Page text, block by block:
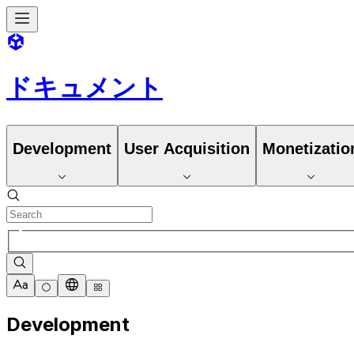
ドキュメント
Development User Acquisition
Development